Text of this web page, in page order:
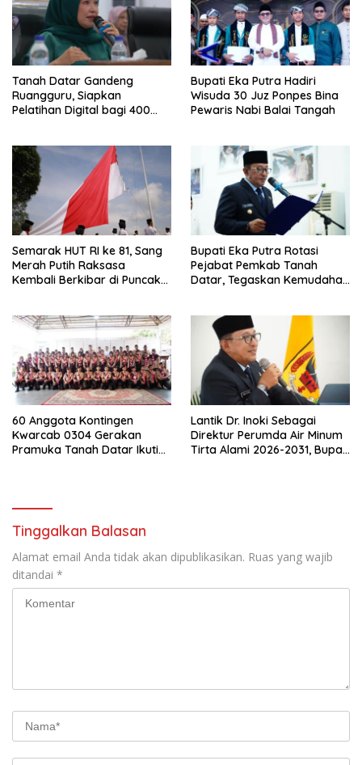
Tanah Datar Gandeng
Ruangguru, Siapkan
Pelatihan Digital bagi 400
Bupati Eka Putra Hadiri
Wisuda 30 Juz Ponpes Bina
Pewaris Nabi Balai Tangah
Semarak HUT RI ke 81, Sang
Merah Putih Raksasa
Kembali Berkibar di Puncak
Bupati Eka Putra Rotasi
Pejabat Pemkab Tanah
Datar, Tegaskan Kemudahan
60 Anggota Kontingen
Kwarcab 0304 Gerakan
Pramuka Tanah Datar Ikuti
Lantik Dr. Inoki Sebagai
Direktur Perumda Air Minum
Tirta Alami 2026-2031, Bupati
Tinggalkan Balasan
Alamat email Anda tidak akan dipublikasikan. Ruas yang wajib
ditandai *